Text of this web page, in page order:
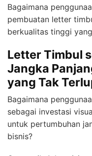
Bagaimana
pembuatan letter
berkualitas tinggi
Letter Timbul
Jangka
yang Tak
Bagaimana
sebagai investasi
untuk pertumbuhan
bisnis?